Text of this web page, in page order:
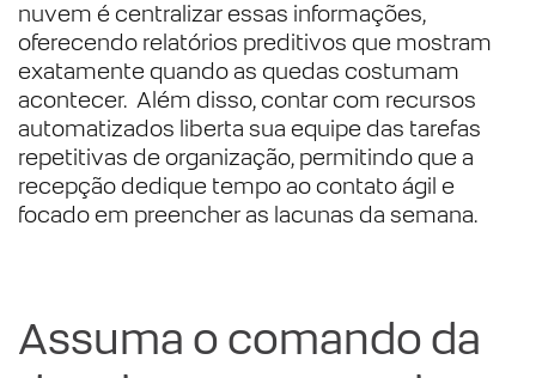
nuvem é centralizar essas informações,
oferecendo relatórios preditivos que mostram
exatamente quando as quedas costumam
acontecer. Além disso, contar com recursos
automatizados liberta sua equipe das tarefas
repetitivas de organização, permitindo que a
recepção dedique tempo ao contato ágil e
focado em preencher as lacunas da semana.
Assuma o comando da